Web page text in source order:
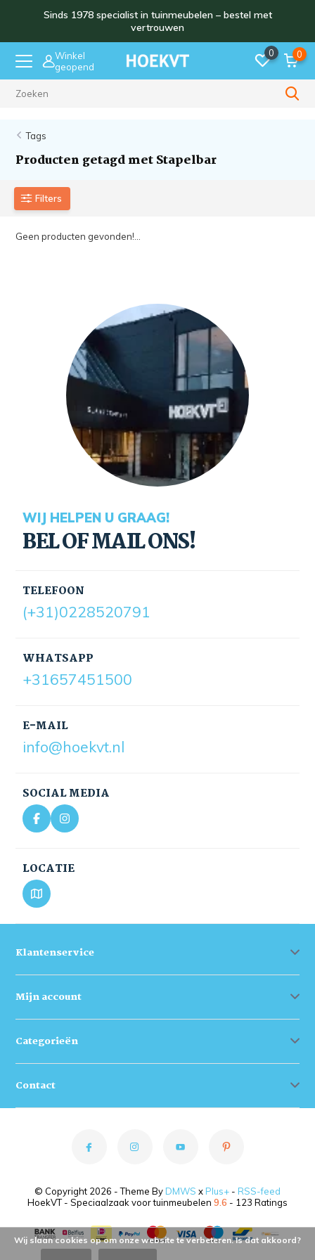
Sinds 1978 specialist in tuinmeubelen – bestel met
vertrouwen
Winkel
geopend
0 0
Tags
Producten getagd met Stapelbar
Filters
Geen producten gevonden!...
WIJ HELPEN U GRAAG!
BEL OF MAIL ONS!
TELEFOON
(+31)0228520791
E-MAIL
info@hoekvt.nl
WHATSAPP
+31657451500
SOCIAL MEDIA
LOCATIE
Klantenservice
Mijn account
Categorieën
Contact
© Copyright 2026 - Theme By DMWS x Plus+ - RSS-feed
HoekVT - Speciaalzaak voor tuinmeubelen 9.6 - 123 Ratings
Wij slaan cookies op om onze website te verbeteren. Is dat akkoord?